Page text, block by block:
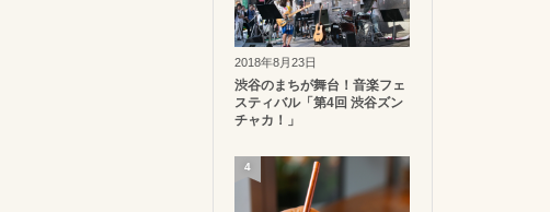
2018年8月23日
渋谷のまちが舞台！音楽フェ
スティバル「第4回 渋谷ズン
チャカ！」
4